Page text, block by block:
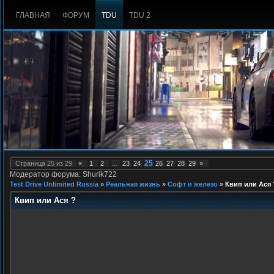
ГЛАВНАЯ ФОРУМ TDU TDU 2
Страница 25 из 29 « 1 2 23 24 25 26 27 28 29 »
Модератор форума: Shurik722
Test Drive Unlimited Russia » Реальная жизнь » Софт и железо » Квип или Ася
Квип или Ася ?